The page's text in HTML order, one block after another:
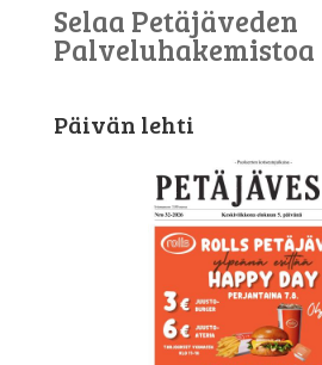
Selaa Petäjäveden
Palveluhakemistoa
Päivän lehti